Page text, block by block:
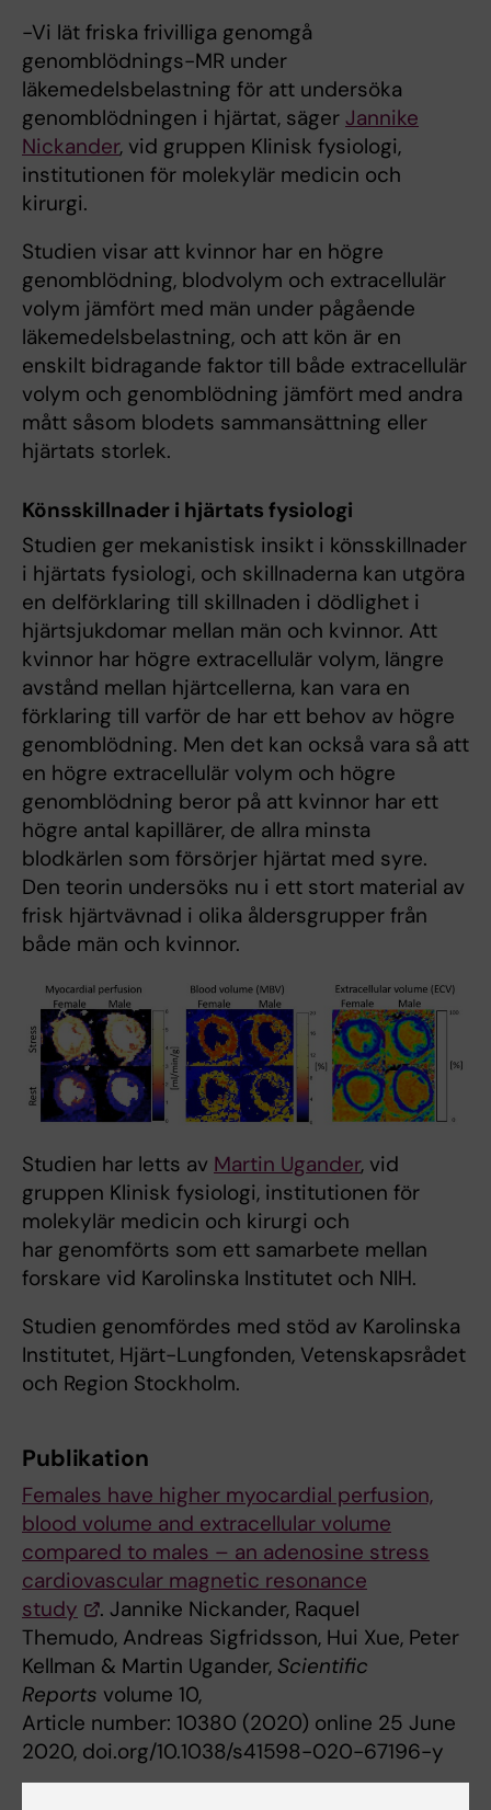
-Vi lät friska frivilliga genomgå
genomblödnings-MR under
läkemedelsbelastning för att undersöka
genomblödningen i hjärtat, säger Jannike
Nickander, vid gruppen Klinisk fysiologi,
institutionen för molekylär medicin och
kirurgi.
Studien visar att kvinnor har en högre
genomblödning, blodvolym och extracellulär
volym jämfört med män under pågående
läkemedelsbelastning, och att kön är en
enskilt bidragande faktor till både extracellulär
volym och genomblödning jämfört med andra
mått såsom blodets sammansättning eller
hjärtats storlek.
Könsskillnader i hjärtats fysiologi
Studien ger mekanistisk insikt i könsskillnader
i hjärtats fysiologi, och skillnaderna kan utgöra
en delförklaring till skillnaden i dödlighet i
hjärtsjukdomar mellan män och kvinnor. Att
kvinnor har högre extracellulär volym, längre
avstånd mellan hjärtcellerna, kan vara en
förklaring till varför de har ett behov av högre
genomblödning. Men det kan också vara så att
en högre extracellulär volym och högre
genomblödning beror på att kvinnor har ett
högre antal kapillärer, de allra minsta
blodkärlen som försörjer hjärtat med syre.
Den teorin undersöks nu i ett stort material av
frisk hjärtvävnad i olika åldersgrupper från
både män och kvinnor.
Studien har letts av Martin Ugander, vid
gruppen Klinisk fysiologi, institutionen för
molekylär medicin och kirurgi och
har genomförts som ett samarbete mellan
forskare vid Karolinska Institutet och NIH.
Studien genomfördes med stöd av Karolinska
Institutet, Hjärt-Lungfonden, Vetenskapsrådet
och Region Stockholm.
Publikation
Females have higher myocardial perfusion,
blood volume and extracellular volume
compared to males – an adenosine stress
cardiovascular magnetic resonance
study
. Jannike Nickander, Raquel
Themudo, Andreas Sigfridsson, Hui Xue, Peter
Kellman & Martin Ugander, Scientific
Reports volume 10,
Article number: 10380 (2020) online 25 June
2020, doi.org/10.1038/s41598-020-67196-y